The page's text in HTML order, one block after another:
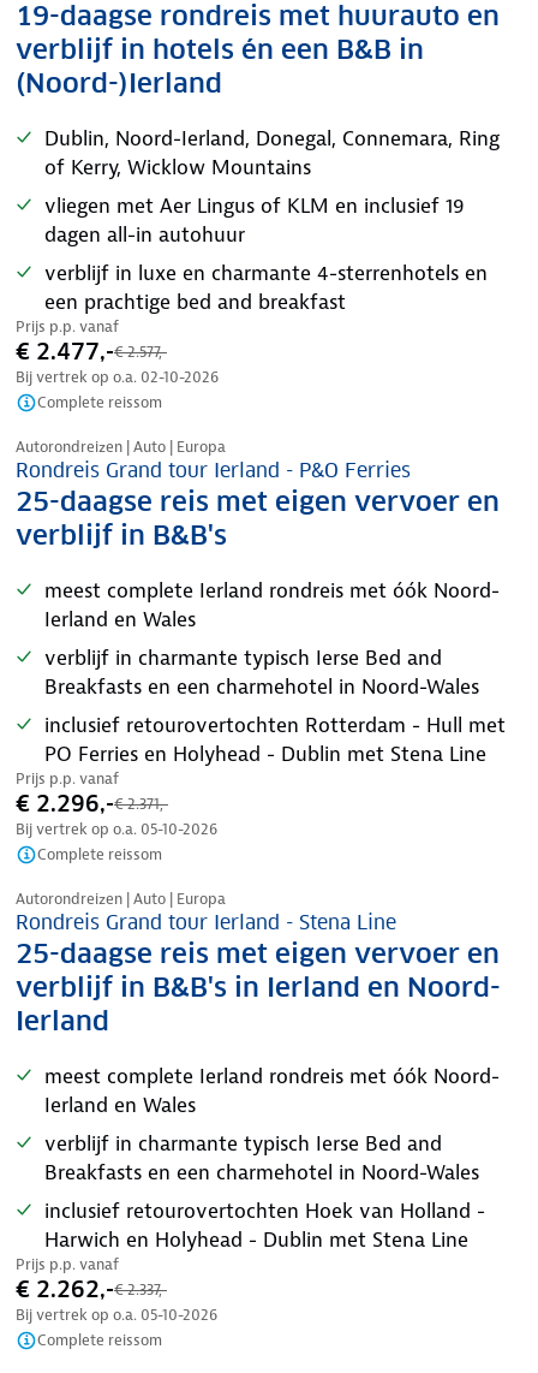
19-daagse rondreis met huurauto en
verblijf in hotels én een B&B in
(Noord-)Ierland
Dublin, Noord-Ierland, Donegal, Connemara, Ring
of Kerry, Wicklow Mountains
vliegen met Aer Lingus of KLM en inclusief 19
dagen all-in autohuur
verblijf in luxe en charmante 4-sterrenhotels en
een prachtige bed and breakfast
Prijs p.p. vanaf
€ 2.477,-€ 2.577,-
Bij vertrek op o.a. 02-10-2026
Complete reissom
Nazomer korting
Autorondreizen | Auto | Europa
Rondreis Grand tour Ierland - P&O Ferries
25-daagse reis met eigen vervoer en
verblijf in B&B's
meest complete Ierland rondreis met óók Noord-
Ierland en Wales
verblijf in charmante typisch Ierse Bed and
Breakfasts en een charmehotel in Noord-Wales
inclusief retourovertochten Rotterdam - Hull met
PO Ferries en Holyhead - Dublin met Stena Line
Prijs p.p. vanaf
€ 2.296,-€ 2.371,-
Bij vertrek op o.a. 05-10-2026
Complete reissom
Nazomer korting
Autorondreizen | Auto | Europa
Rondreis Grand tour Ierland - Stena Line
25-daagse reis met eigen vervoer en
verblijf in B&B's in Ierland en Noord-
Ierland
meest complete Ierland rondreis met óók Noord-
Ierland en Wales
verblijf in charmante typisch Ierse Bed and
Breakfasts en een charmehotel in Noord-Wales
inclusief retourovertochten Hoek van Holland -
Harwich en Holyhead - Dublin met Stena Line
Prijs p.p. vanaf
€ 2.262,-€ 2.337,-
Bij vertrek op o.a. 05-10-2026
Complete reissom
Nazomer korting